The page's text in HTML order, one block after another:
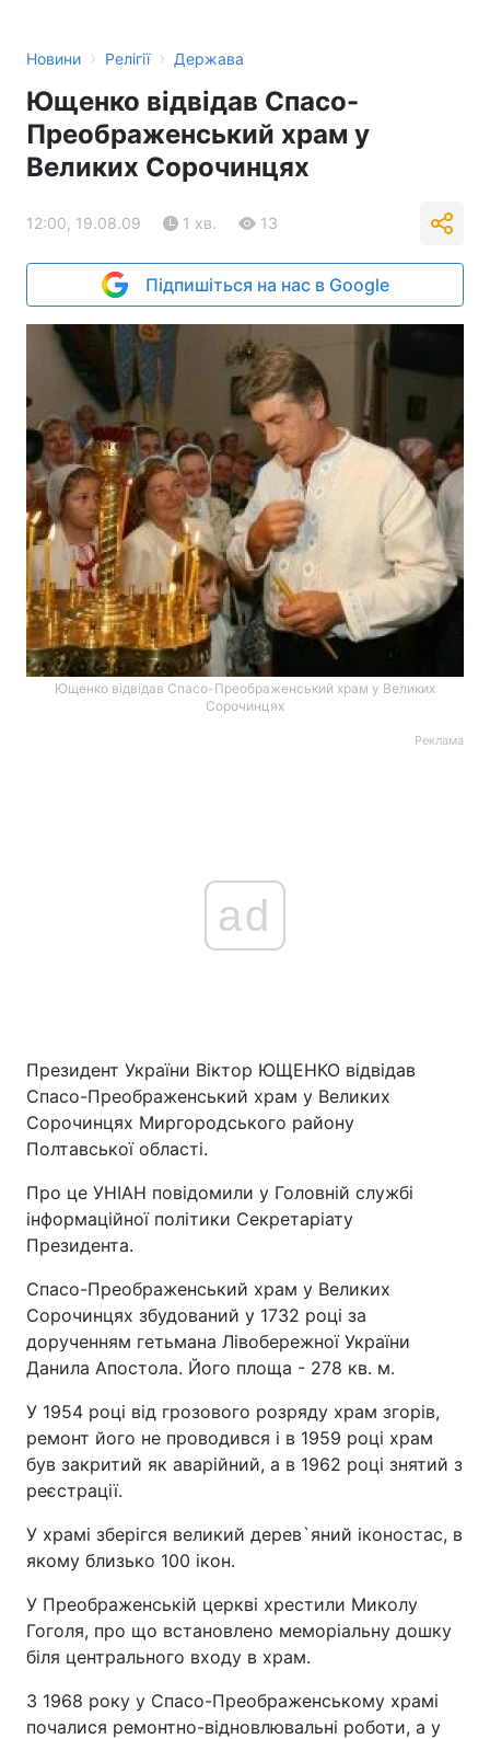
Новини › Релігії › Держава
Ющенко відвідав Спасо-
Преображенський храм у
Великих Сорочинцях
12:00, 19.08.09 1 хв. 13
Підпишіться на нас в Google
Ющенко відвідав Спасо-Преображенський храм у Великих
Сорочинцях
Реклама
ad
Президент України Віктор ЮЩЕНКО відвідав
Спасо-Преображенський храм у Великих
Сорочинцях Миргородського району
Полтавської області.
Про це УНІАН повідомили у Головній службі
інформаційної політики Секретаріату
Президента.
Спасо-Преображенський храм у Великих
Сорочинцях збудований у 1732 році за
дорученням гетьмана Лівобережної України
Данила Апостола. Його площа - 278 кв. м.
У 1954 році від грозового розряду храм згорів,
ремонт його не проводився і в 1959 році храм
був закритий як аварійний, а в 1962 році знятий з
реєстрації.
У храмі зберігся великий дерев`яний іконостас, в
якому близько 100 ікон.
У Преображенській церкві хрестили Миколу
Гоголя, про що встановлено меморіальну дошку
біля центрального входу в храм.
З 1968 року у Спасо-Преображенському храмі
почалися ремонтно-відновлювальні роботи, а у